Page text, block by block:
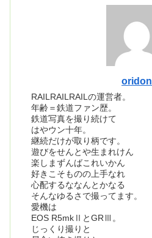
oridon
RAILRAILRAILの運営者。
年齢＝鉄道ファン歴。
鉄道写真を撮り続けて
はやウン十年。
継続だけが取り柄です。
遊びをせんとや生まれけん
楽しまずんばこれいかん
好きこそものの上手なれ
心配するななんとかなる
そんなゆるさで撮ってます。
愛機は
EOS R5mkⅡとGRⅢ。
じっくり撮りと